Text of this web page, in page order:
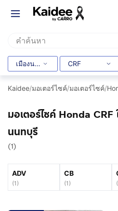
เมืองนนทบุรี CRF
Kaidee/มอเตอร์ไซค์/มอเตอร์ไซค์/
มอเตอร์ไซค์ Honda CRF
นนทบุรี
(1)
ADV
(1 )
CB
(1 ) (